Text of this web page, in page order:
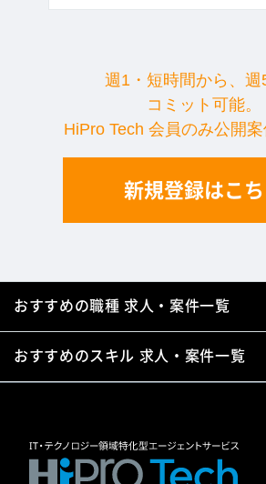
週1・短時間から、週
コミット可能。
HiPro Tech 会員のみ公開案
新規登録はこ
おすすめの職種 求人・案件一覧
おすすめのスキル 求人・案件一覧